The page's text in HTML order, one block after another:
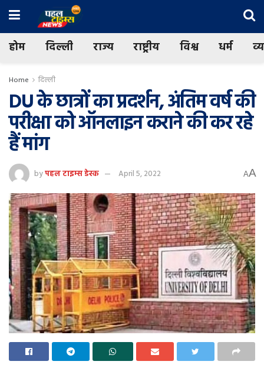
होम दिल्ली राज्य राष्ट्रीय विश्व धर्म
Home दिल्ली
DU के छात्रों का प्रदर्शन, अंतिम वर्ष की
परीक्षा को ऑनलाइन कराने की कर रहे
हैं मांग
byपहल टाइम्स डेस्क April 5, 2022 AA